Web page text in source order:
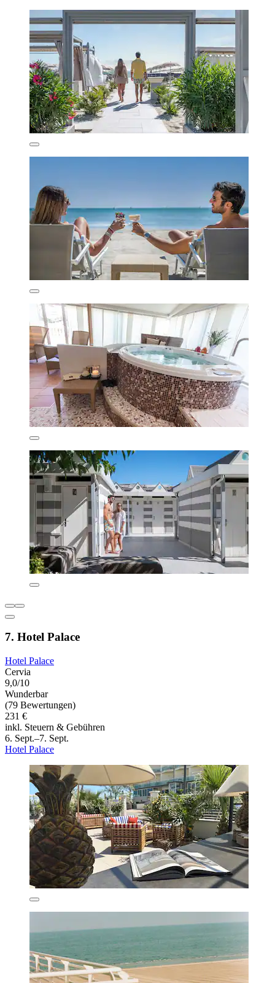
7. Hotel Palace
Hotel Palace
Cervia
9,0/10
Wunderbar
(79 Bewertungen)
231 €
inkl. Steuern & Gebühren
6. Sept.–7. Sept.
Hotel Palace